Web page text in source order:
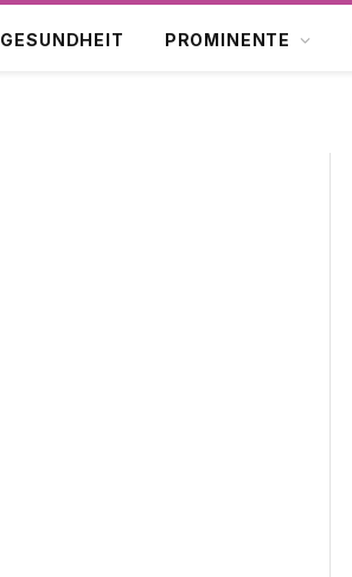
GESUNDHEIT PROMINENTE